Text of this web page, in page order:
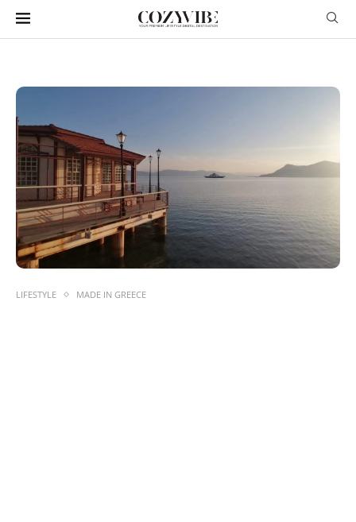
LIFESTYLE MADE IN GREECE